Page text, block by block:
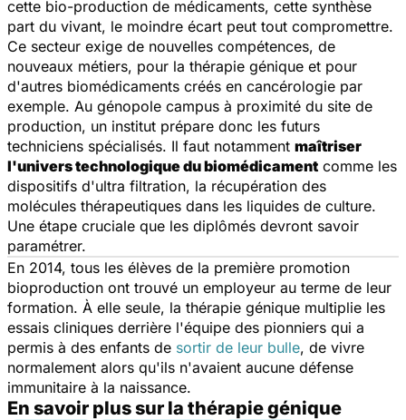
cette bio-production de médicaments, cette synthèse
part du vivant, le moindre écart peut tout compromettre.
Ce secteur exige de nouvelles compétences, de
nouveaux métiers, pour la thérapie génique et pour
d'autres biomédicaments créés en cancérologie par
exemple. Au génopole campus à proximité du site de
production, un institut prépare donc les futurs
techniciens spécialisés. Il faut notamment maîtriser
l'univers technologique du biomédicament comme les
dispositifs d'ultra filtration, la récupération des
molécules thérapeutiques dans les liquides de culture.
Une étape cruciale que les diplômés devront savoir
paramétrer.
En 2014, tous les élèves de la première promotion
bioproduction ont trouvé un employeur au terme de leur
formation. À elle seule, la thérapie génique multiplie les
essais cliniques derrière l'équipe des pionniers qui a
permis à des enfants de sortir de leur bulle, de vivre
normalement alors qu'ils n'avaient aucune défense
immunitaire à la naissance.
En savoir plus sur la thérapie génique